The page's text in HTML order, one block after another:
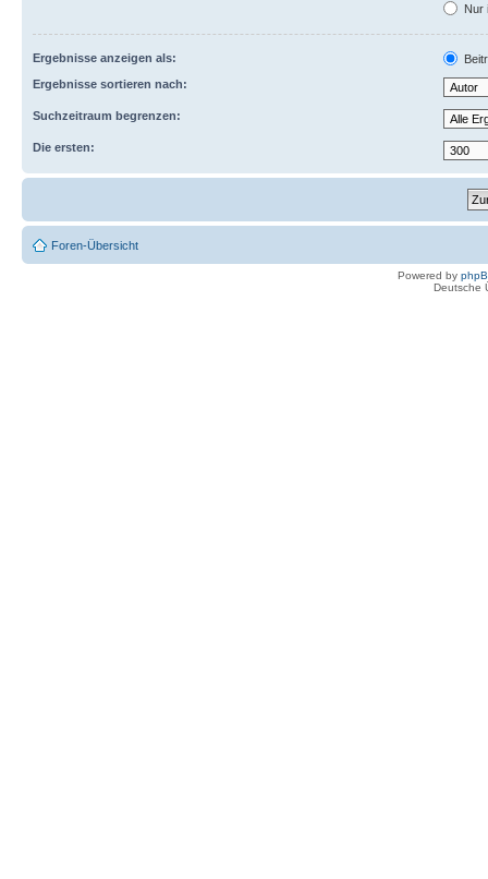
Nur
Ergebnisse anzeigen als:
Ergebnisse sortieren nach:
Suchzeitraum begrenzen:
Die ersten:
Foren-Übersicht
Powered by
Deutsche